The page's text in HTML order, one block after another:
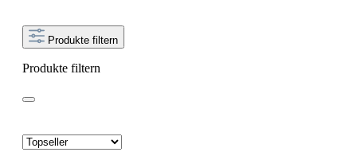
Produkte filtern
Produkte filtern